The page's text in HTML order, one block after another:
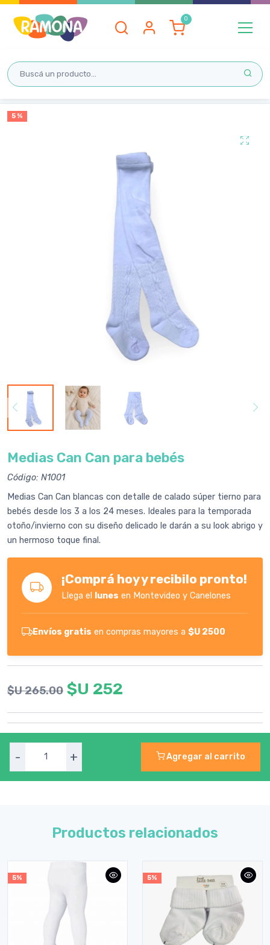
5 %
Medias Can Can para bebés
Código: N1001
Medias Can Can blancas con detalle de calado súper tierno para
bebés desde los 3 a los 24 meses. Ideales para la temporada
otoño/invierno con su diseño delicado le darán a su look abrigo y
un hermoso toque final.
¡Comprá hoy y recibilo pronto!
Llega el lunes en Montevideo y Canelones
Envíos gratis en compras mayores a $U 2500
$U 265.00 $U 252
- + Agregar al carrito
Productos relacionados
5% 5%